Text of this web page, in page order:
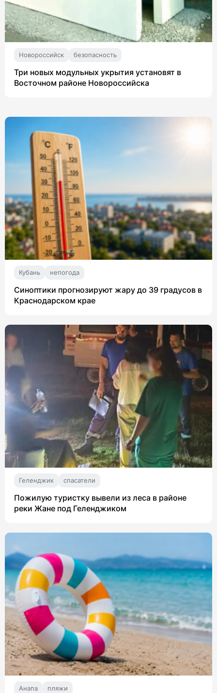
Новороссийск безопасность
Три новых модульных укрытия установят в
Восточном районе Новороссийска
Кубань непогода
Синоптики прогнозируют жару до 39 градусов в
Краснодарском крае
Геленджик спасатели
Пожилую туристку вывели из леса в районе
реки Жане под Геленджиком
Анапа пляжи